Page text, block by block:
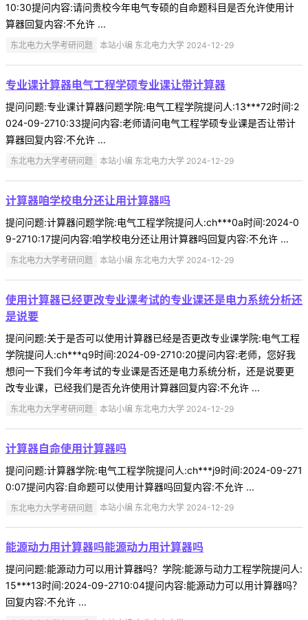
10:30提问内容:请问贵校今年电气专硕的自命题科目是否允许使用计
算器回复内容:不允许 ...
东北电力大学考研问题 本站小编 东北电力大学 2024-12-29
专业课计算器电气工程学硕专业课让带计算器
提问问题:专业课计算器问题学院:电气工程学院提问人:13***72时间:2
024-09-2710:33提问内容:老师请问电气工程学硕专业课是否让带计
算器回复内容:不允许 ...
东北电力大学考研问题 本站小编 东北电力大学 2024-12-29
计算器咱学校电分还让用计算器吗
提问问题:计算器问题学院:电气工程学院提问人:ch***0a时间:2024-0
9-2710:17提问内容:咱学校电分还让用计算器吗回复内容:不允许 ...
东北电力大学考研问题 本站小编 东北电力大学 2024-12-29
使用计算器已经更改专业课考试的专业课还是电力系统分析还
是说要
提问问题:关于是否可以使用计算器已经是否更改专业课学院:电气工程
学院提问人:ch***q9时间:2024-09-2710:20提问内容:老师，您好我
想问一下我们今年考试的专业课是否还是电力系统分析，还是说要更
改专业课，已经我们是否允许使用计算器回复内容:不允许 ...
东北电力大学考研问题 本站小编 东北电力大学 2024-12-29
计算器自命使用计算器吗
提问问题:计算器学院:电气工程学院提问人:ch***j9时间:2024-09-271
0:07提问内容:自命题可以使用计算器吗回复内容:不允许 ...
东北电力大学考研问题 本站小编 东北电力大学 2024-12-29
能源动力用计算器吗能源动力用计算器吗
提问问题:能源动力可以用计算器吗？学院:能源与动力工程学院提问人:
15***13时间:2024-09-2710:04提问内容:能源动力可以用计算器吗？
回复内容:不允许 ...